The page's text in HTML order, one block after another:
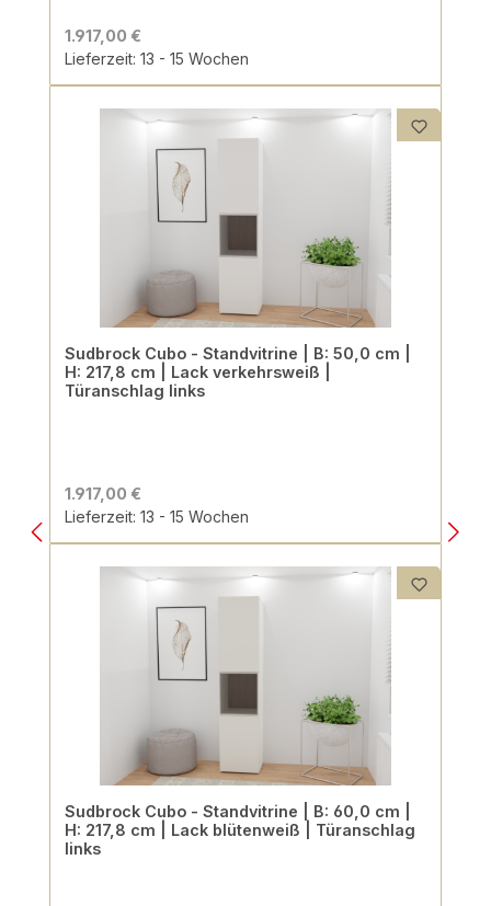
1.917,00 €
Lieferzeit: 13 - 15 Wochen
Sudbrock Cubo - Standvitrine | B: 50,0 cm |
H: 217,8 cm | Lack verkehrsweiß |
Türanschlag links
1.917,00 €
Lieferzeit: 13 - 15 Wochen
Sudbrock Cubo - Standvitrine | B: 60,0 cm |
H: 217,8 cm | Lack blütenweiß | Türanschlag
links